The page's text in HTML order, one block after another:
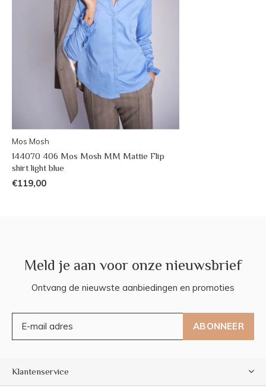
Mos Mosh
144070 406 Mos Mosh MM Mattie Flip
shirt light blue
€119,00
Meld je aan voor onze nieuwsbrief
Ontvang de nieuwste aanbiedingen en promoties
ABONNEER
Klantenservice